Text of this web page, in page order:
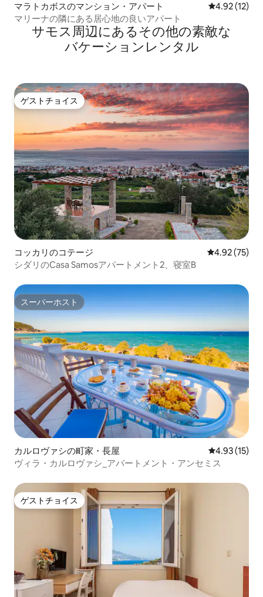
マラトカボスのマンション・アパート レビュー12
4.92 (12)
マリーナの隣にある居心地の良いアパート
サモス⁠周⁠辺⁠に⁠あ⁠るそ⁠の⁠他⁠の素⁠敵⁠な
バ⁠ケ⁠ー⁠シ⁠ョ⁠ン⁠レ⁠ン⁠タ⁠ル
ゲストチョイス
ゲストチョイス
コッカリのコテージ レビュー75
4.92 (75)
シダリのCasa Samosアパートメント2、寝室B
スーパーホスト
スーパーホスト
カルロヴァシの町家・長屋 レビュー15
4.93 (15)
ヴィラ・カルロヴァシ_アパートメント・アンセミス
ゲストチョイス
ゲストチョイス